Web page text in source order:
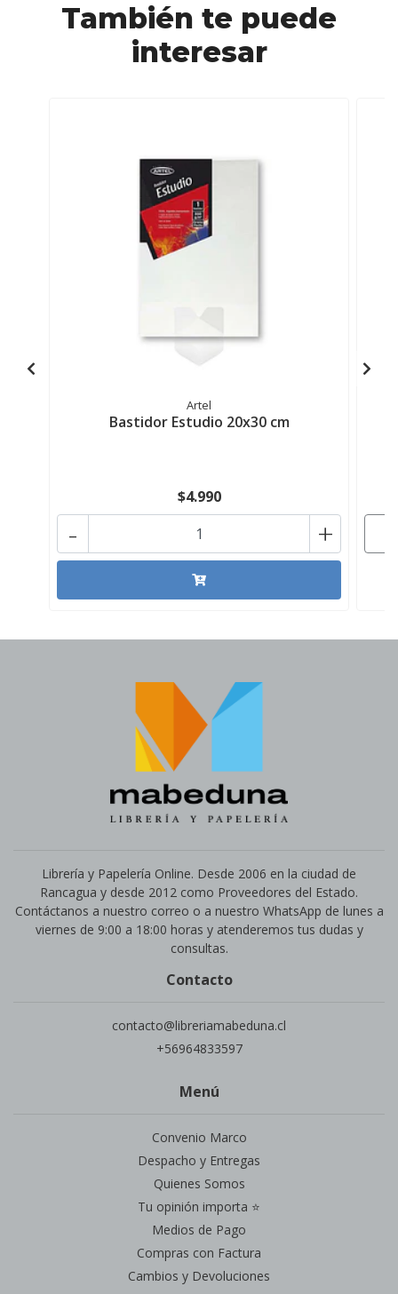
También te puede
interesar
Artel
Bastidor Estudio 20x30 cm
$4.990
+
-
Librería y Papelería Online. Desde 2006 en la ciudad de
Rancagua y desde 2012 como Proveedores del Estado.
Contáctanos a nuestro correo o a nuestro WhatsApp de lunes a
viernes de 9:00 a 18:00 horas y atenderemos tus dudas y
consultas.
Contacto
contacto@libreriamabeduna.cl
+56964833597
Menú
Convenio Marco
Despacho y Entregas
Quienes Somos
Tu opinión importa ⭐
Medios de Pago
Compras con Factura
Cambios y Devoluciones